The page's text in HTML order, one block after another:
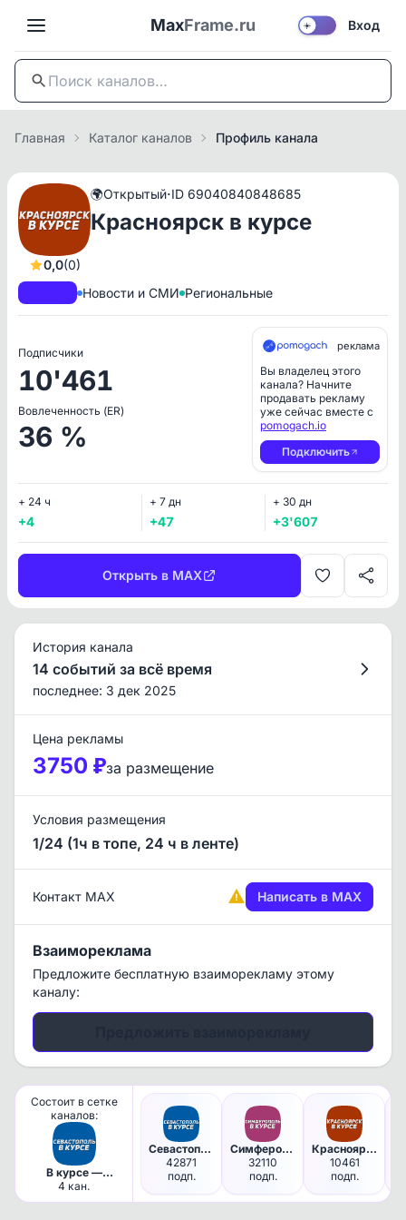
MaxFrame.ru ☀️ Вход
Главная Каталог каналов Профиль канала
0,0(0)
🌍Открытый·ID 69040840848685
Красноярск в курсе
Новости и СМИ Региональные
Подписчики
10'461
Вовлеченность (ER)
36 %
реклама
Вы владелец этого
канала? Начните
продавать рекламу
уже сейчас вместе с
pomogach.io
Подключить
+ 24 ч
+4
+ 7 дн
+47
+ 30 дн
+3'607
Открыть в MAX
История канала
14 событий за всё время
последнее: 3 дек 2025
Цена рекламы
3750 ₽за размещение
Условия размещения
1/24 (1ч в топе, 24 ч в ленте)
Контакт MAX Написать в MAX
Взаимореклама
Предложите бесплатную взаиморекламу этому
каналу:
Состоит в сетке
каналов:
В курсе —
региональные
медиа
4 кан.
Севастополь в курсе | Новости…
42871
подп.
Симферополь в курсе | Новости…
32110
подп.
Красноярск в курсе
10461
подп.